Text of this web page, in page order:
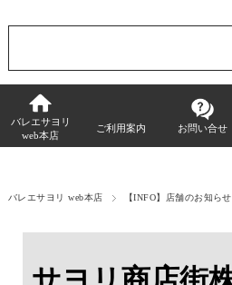
バレエサヨリ
web本店
ご利用案内 お問い合せ
バレエサヨリ web本店 【INFO】店舗のお知らせ